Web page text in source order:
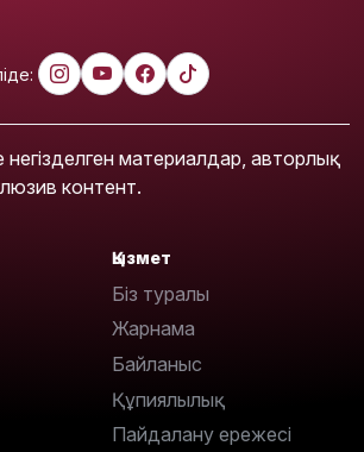
материалдар, авторлық
контент.
Қызмет
Біз туралы
Жарнама
Байланыс
Құпиялылық
Пайдалану ережесі